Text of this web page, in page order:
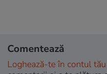
Comentează
Loghează-te în contul tău